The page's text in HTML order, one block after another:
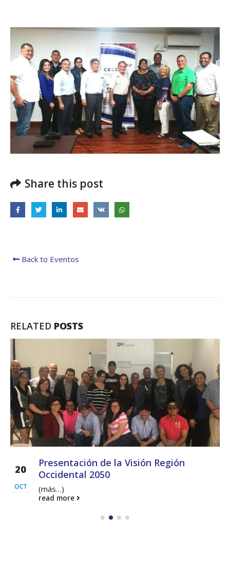
Share this post
Back to Eventos
RELATED POSTS
20
OCT
Presentación de la Visión Región
Occidental 2050
(más…)
read more
MEF fortalece la
integración de
perspectivas
regionales en el Plan
Estratégico de Gobierno 2025-
2029
27 diciembre, 2024
Presentación de
Avances del proyecto
Soluciones Integrales
de Acceso Universal a
la Energía
Panamá – CECOM RO
19 octubre, 2024
CECOMRO se
con el presidente
Raúl Mulino
6 septiembre, 2024
Encuentro de
Lideresas para
Fortalecimiento
Integral de la
Gobernanza y Derechos
Humanos en la CNB con